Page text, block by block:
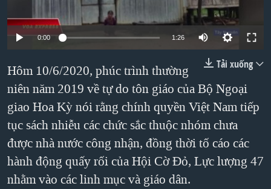
KHOA HỌC
SỨC KHOẺ
VĂN HOÁ
THỂ THAO
GIÁO DỤC
GIẢI MÃ VÀNH ĐAI & CON ĐƯỜNG
NGÀY TỊ NẠN THẾ GIỚI
TRỊNH VĨNH BÌNH - NGƯỜI HẠ 'BÊN THẮNG CUỘC'
GROUND ZERO – XƯA VÀ NAY
CHI PHÍ CHIẾN TRANH AFGHANISTAN
CÁC GIÁ TRỊ CỘNG HÒA Ở VIỆT NAM
THƯỢNG ĐỈNH TRUMP-KIM TẠI VIỆT NAM
TRỊNH VĨNH BÌNH VS. CHÍNH PHỦ VIỆT NAM
MẠNG XÃ HỘI
Ngôn ngữ khác
0:00 1:26
Tải xuống
Hôm 10/6/2020, phúc trình thường
niên năm 2019 về tự do tôn giáo của Bộ Ngoại
giao Hoa Kỳ nói rằng chính quyền Việt Nam tiếp
tục sách nhiễu các chức sắc thuộc nhóm chưa
được nhà nước công nhận, đồng thời tố cáo các
hành động quấy rối của Hội Cờ Đỏ, Lực lượng 47
nhằm vào các linh mục và giáo dân.